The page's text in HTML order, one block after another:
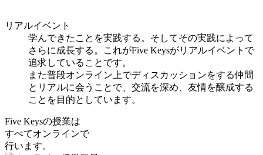
リアルイベント
学んできたことを実践する。そしてその実践によって
さらに成長する。これがFive Keysがリアルイベントで
追求していることです。
また普段オンライン上でディスカッションをする仲間
とリアルに会うことで、交流を深め、友情を醸成する
ことを目的としています。
Five Keysの授業は
すべてオンラインで
行います。